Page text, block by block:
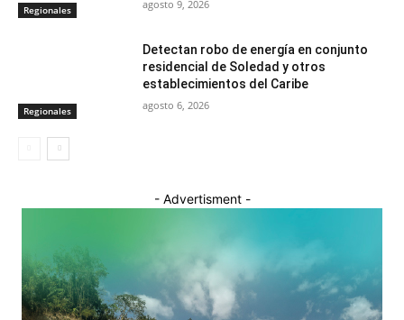
Regionales agosto 9, 2026
Regionales
Detectan robo de energía en conjunto
residencial de Soledad y otros
establecimientos del Caribe
agosto 6, 2026
- Advertisment -